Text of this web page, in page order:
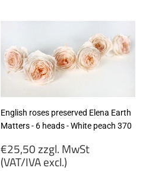
zzgl.
(VAT/IVA
excl.)
English roses preserved Elena Earth
Matters - 6 heads - White peach 370
Regular
price
€25,50 zzgl. MwSt
(VAT/IVA excl.)